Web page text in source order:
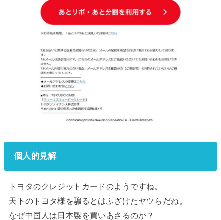
個人的見解
トヨタのクレジットカードのようですね。
天下のトヨタ様を騙るとはふざけたヤツらだね。
なぜ中国人は日本製を買いあさるのか？